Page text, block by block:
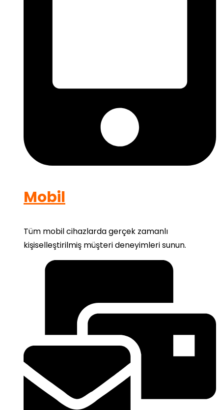
Mobil
Tüm mobil cihazlarda gerçek zamanlı
kişiselleştirilmiş müşteri deneyimleri sunun.